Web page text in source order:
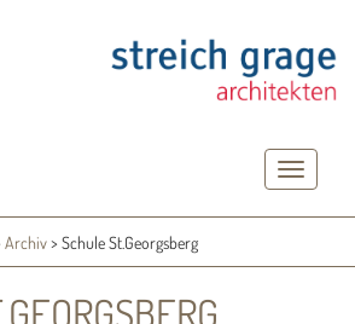
Toggle
navigation
Archiv> Schule St.Georgsberg